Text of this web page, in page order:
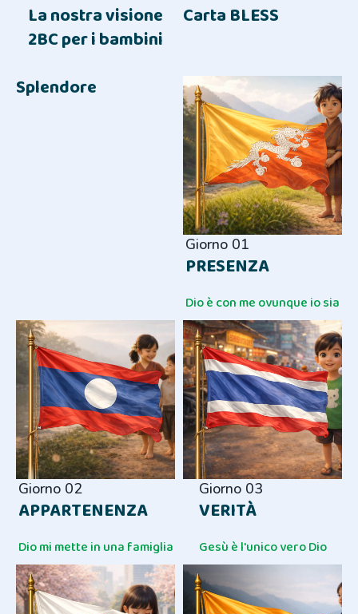
La nostra visione
2BC per i bambini
Carta BLESS
Splendore
Giorno 01
PRESENZA
Dio è con me ovunque io sia
Giorno 02
APPARTENENZA
Dio mi mette in una famiglia
Giorno 03
VERITÀ
Gesù è l'unico vero Dio